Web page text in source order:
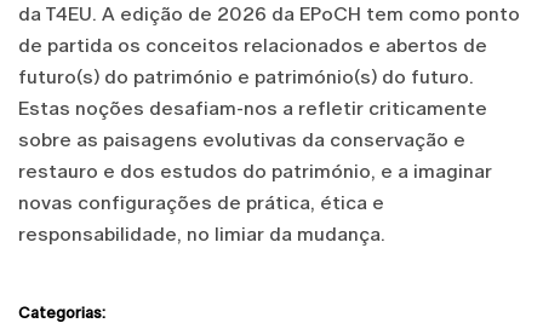
da T4EU. A edição de 2026 da EPoCH tem como ponto
de partida os conceitos relacionados e abertos de
futuro(s) do património e património(s) do futuro.
Estas noções desafiam-nos a refletir criticamente
sobre as paisagens evolutivas da conservação e
restauro e dos estudos do património, e a imaginar
novas configurações de prática, ética e
responsabilidade, no limiar da mudança.
Categorias: